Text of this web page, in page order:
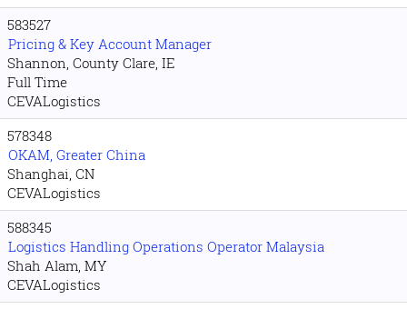
583527
Pricing & Key Account Manager
Shannon, County Clare, IE
Full Time
CEVALogistics
578348
OKAM, Greater China
Shanghai, CN
CEVALogistics
588345
Logistics Handling Operations Operator Malaysia
Shah Alam, MY
CEVALogistics